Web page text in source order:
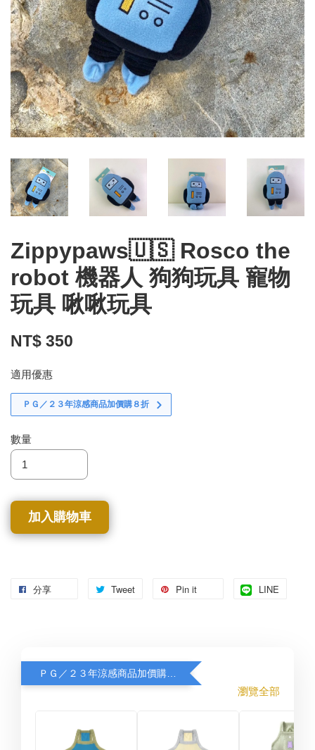
Zippypaws🇺🇸 Rosco the
robot 機器人 狗狗玩具 寵物
玩具 啾啾玩具
NT$ 350
適用優惠
ＰＧ／２３年涼感商品加價購８折
數量
加入購物車
分享 Tweet Pin it LINE
ＰＧ／２３年涼感商品加價購８折
瀏覽全部